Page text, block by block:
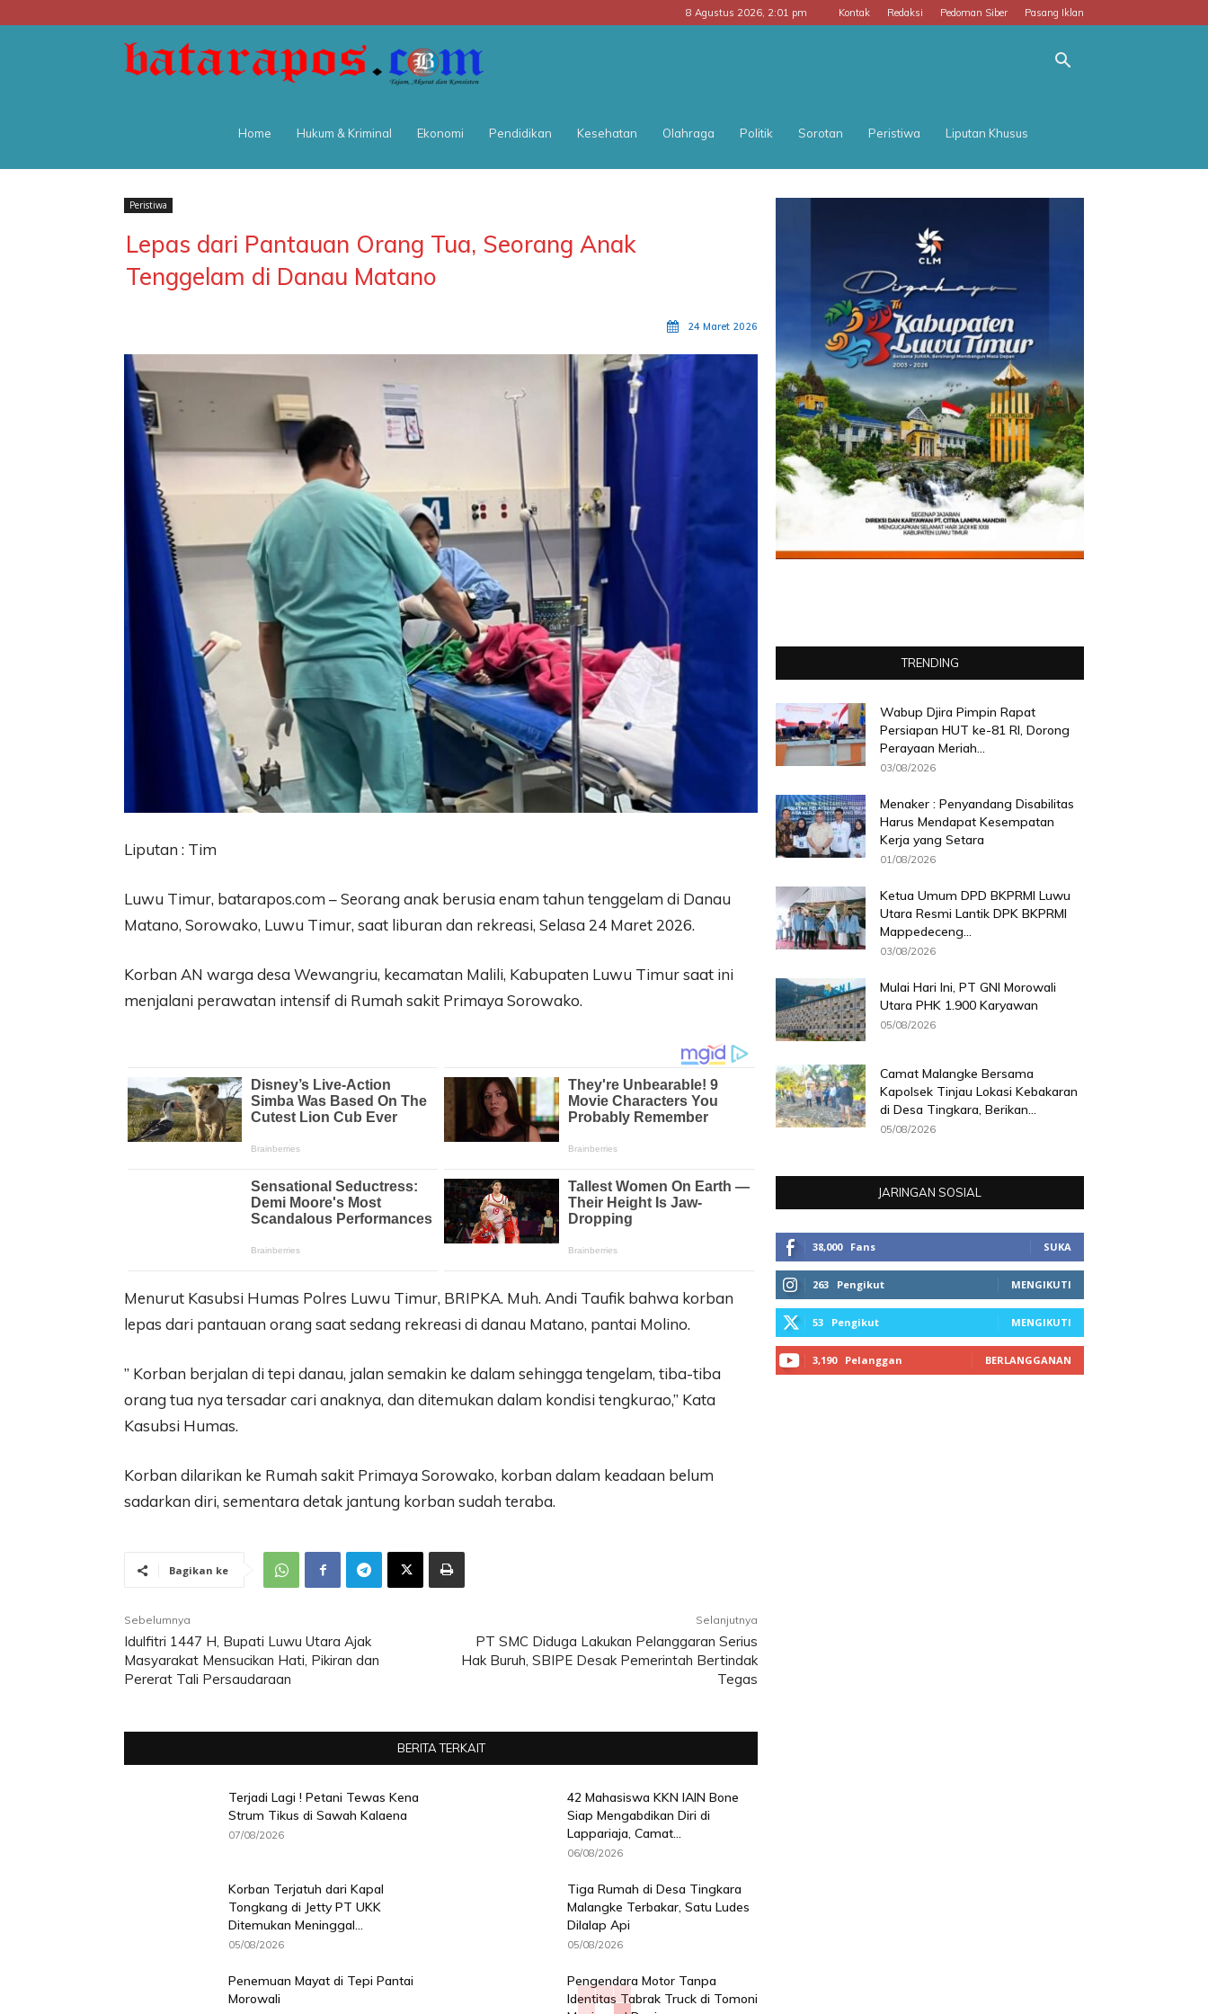
8 Agustus 2026, 2:01 pm Kontak Redaksi Pedoman Siber Pasang Iklan
POS
Home Hukum & Kriminal Ekonomi Pendidikan Kesehatan Olahraga Politik Sorotan Peristiwa Liputan Khusus
Peristiwa
Lepas dari Pantauan Orang Tua, Seorang Anak
Tenggelam di Danau Matano
24 Maret 2026
Liputan : Tim
Luwu Timur, batarapos.com – Seorang anak berusia enam tahun tenggelam di Danau
Matano, Sorowako, Luwu Timur, saat liburan dan rekreasi, Selasa 24 Maret 2026.
Korban AN warga desa Wewangriu, kecamatan Malili, Kabupaten Luwu Timur saat ini
menjalani perawatan intensif di Rumah sakit Primaya Sorowako.
Menurut Kasubsi Humas Polres Luwu Timur, BRIPKA. Muh. Andi Taufik bahwa korban
lepas dari pantauan orang saat sedang rekreasi di danau Matano, pantai Molino.
” Korban berjalan di tepi danau, jalan semakin ke dalam sehingga tengelam, tiba-tiba
orang tua nya tersadar cari anaknya, dan ditemukan dalam kondisi tengkurao,” Kata
Kasubsi Humas.
Korban dilarikan ke Rumah sakit Primaya Sorowako, korban dalam keadaan belum
sadarkan diri, sementara detak jantung korban sudah teraba.
Bagikan ke
Sebelumnya
Idulfitri 1447 H, Bupati Luwu Utara Ajak
Masyarakat Mensucikan Hati, Pikiran dan
Pererat Tali Persaudaraan
Selanjutnya
PT SMC Diduga Lakukan Pelanggaran Serius
Hak Buruh, SBIPE Desak Pemerintah Bertindak
Tegas
BERITA TERKAIT
Terjadi Lagi ! Petani Tewas Kena
Strum Tikus di Sawah Kalaena
07/08/2026
42 Mahasiswa KKN IAIN Bone
Siap Mengabdikan Diri di
Lappariaja, Camat...
06/08/2026
Korban Terjatuh dari Kapal
Tongkang di Jetty PT UKK
Ditemukan Meninggal...
05/08/2026
Tiga Rumah di Desa Tingkara
Malangke Terbakar, Satu Ludes
Dilalap Api
05/08/2026
Penemuan Mayat di Tepi Pantai
Morowali
Pengendara Motor Tanpa
Identitas Tabrak Truck di Tomoni
TRENDING
Wabup Djira Pimpin Rapat
Persiapan HUT ke-81 RI, Dorong
Perayaan Meriah...
03/08/2026
Menaker : Penyandang Disabilitas
Harus Mendapat Kesempatan
Kerja yang Setara
01/08/2026
Ketua Umum DPD BKPRMI Luwu
Utara Resmi Lantik DPK BKPRMI
Mappedeceng...
03/08/2026
Mulai Hari Ini, PT GNI Morowali
Utara PHK 1.900 Karyawan
05/08/2026
Camat Malangke Bersama
Kapolsek Tinjau Lokasi Kebakaran
di Desa Tingkara, Berikan...
05/08/2026
JARINGAN SOSIAL
38,000 Fans SUKA
263 Pengikut MENGIKUTI
53 Pengikut MENGIKUTI
3,190 Pelanggan BERLANGGANAN